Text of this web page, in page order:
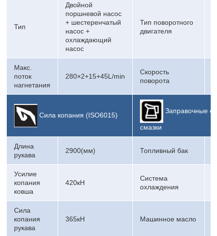
Тип
Двойной
поршневой насос
+ шестеренчатый
насос +
охлаждающий
насос
Тип поворотного
двигателя
Макс.
поток
нагнетания
280×2+15+45L/min
Скорость
поворота
Сила копания (ISO6015)
Заправочные
смазки
Длина
рукава
2900(мм) Топливный бак
Усилие
копания
ковша
420кН
Система
охлаждения
Сила
копания
рукава
365кН Машинное масло